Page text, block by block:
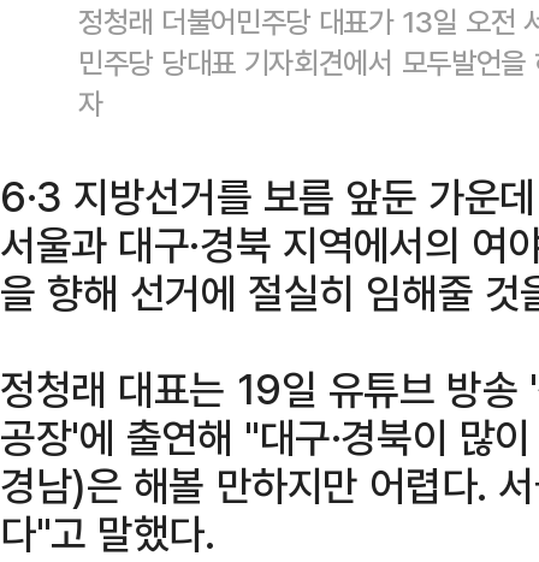
정청래 더불어민주당 대표가 13일 오전
민주당 당대표 기자회견에서 모두발언
자
6·3 지방선거를 보름 앞둔 가운
서울과 대구·경북 지역에서의 여
을 향해 선거에 절실히 임해줄 것
정청래 대표는 19일 유튜브 방송
공장'에 출연해 "대구·경북이 많
경남)은 해볼 만하지만 어렵다.
다"고 말했다.